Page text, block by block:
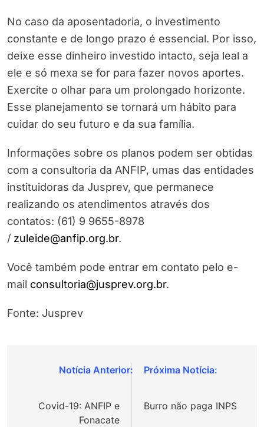
No caso da aposentadoria, o investimento
constante e de longo prazo é essencial. Por isso,
deixe esse dinheiro investido intacto, seja leal a
ele e só mexa se for para fazer novos aportes.
Exercite o olhar para um prolongado horizonte.
Esse planejamento se tornará um hábito para
cuidar do seu futuro e da sua família.
Informações sobre os planos podem ser obtidas
com a consultoria da ANFIP, umas das entidades
instituidoras da Jusprev, que permanece
realizando os atendimentos através dos
contatos: (61) 9 9655-8978
/ zuleide@anfip.org.br.
Você também pode entrar em contato pelo e-
mail consultoria@jusprev.org.br.
Fonte: Jusprev
Navegação
Post
Covid-19: ANFIP e
Fonacate
Burro não paga INPS